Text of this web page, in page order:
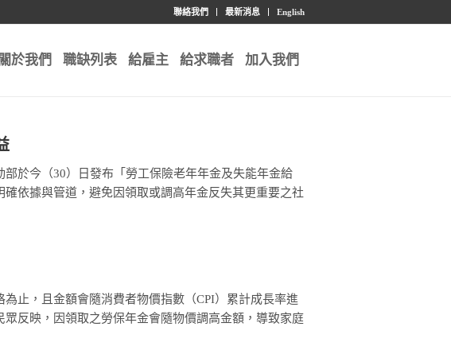
聯絡我們 最新消息 English
關於我們 職缺列表 給雇主 給求職者 加入我們
於今（30）日發布「勞工保險老年年金及失能年金給
依據與管道，避免因領取或調高年金反失其更重要之社
止，且金額會隨消費者物價指數（CPI）累計成長率進
反映，因領取之勞保年金會隨物價調高金額，導致家庭